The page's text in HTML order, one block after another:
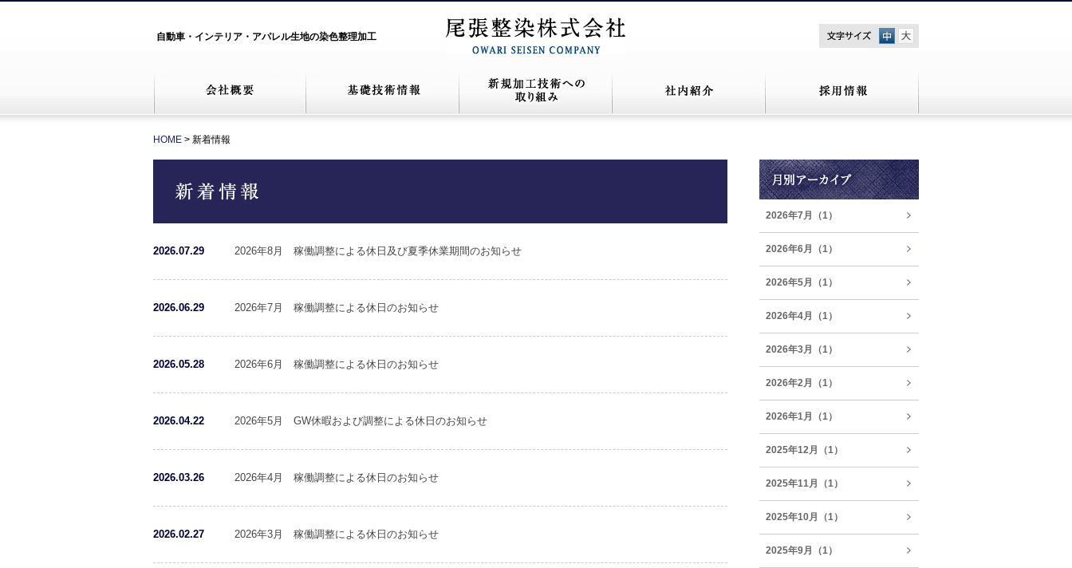
自動車・インテリア・アパレル生地の染色整理加工
中 大
HOME> 新着情報
2026.07.29 2026年8月 稼働調整による休日及び夏季休業期間のお知らせ
2026.06.29 2026年7月 稼働調整による休日のお知らせ
2026.05.28 2026年6月 稼働調整による休日のお知らせ
2026.04.22 2026年5月 GW休暇および調整による休日のお知らせ
2026.03.26 2026年4月 稼働調整による休日のお知らせ
2026.02.27 2026年3月 稼働調整による休日のお知らせ
2026年7月（1）
2026年6月（1）
2026年5月（1）
2026年4月（1）
2026年3月（1）
2026年2月（1）
2026年1月（1）
2025年12月（1）
2025年11月（1）
2025年10月（1）
2025年9月（1）